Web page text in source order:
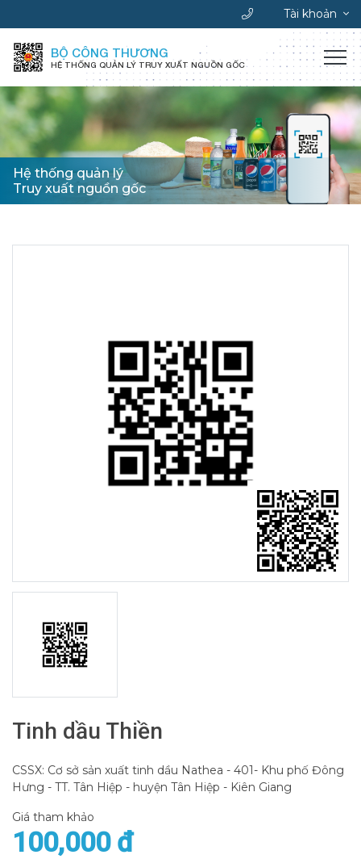
Tài khoản
BỘ CÔNG THƯƠNG
HỆ THỐNG QUẢN LÝ TRUY XUẤT NGUỒN GỐC
Hệ thống quản lý
Truy xuất nguồn gốc
Tinh dầu Thiền
CSSX: Cơ sở sản xuất tinh dầu Nathea - 401- Khu phố Đông
Hưng - TT. Tân Hiệp - huyện Tân Hiệp - Kiên Giang
Giá tham khảo
100,000 đ